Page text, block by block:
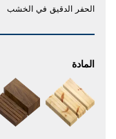
الحفر الدقيق في الخشب
المادة